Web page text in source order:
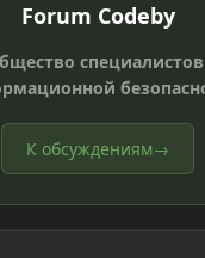
Forum Codeby
К обсуждениям→